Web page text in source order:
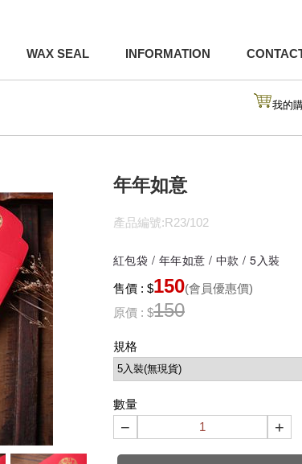
WAX SEAL INFORMATION
我的
年年如意
產品編號:R23/102
紅包袋 / 年年如意 / 中款 / 5入裝
售價 : $150(會員優惠價)
原價 : $150
規格
數量
− +